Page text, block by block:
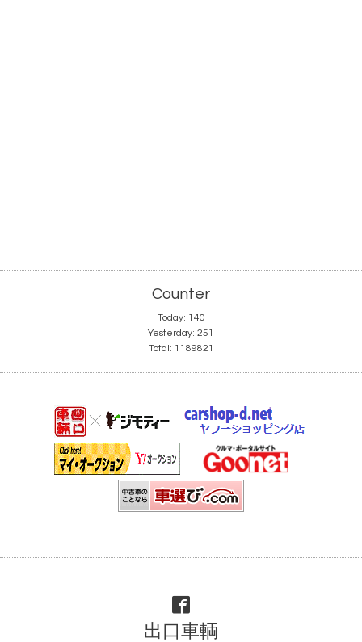
Counter
Today: 140
Yesterday: 251
Total: 1189821
出口車輌